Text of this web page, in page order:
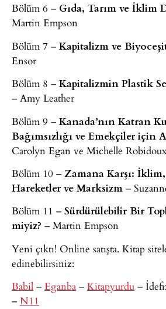
Bölüm 6 – Gıda, Tarım ve İklim
Martin Empson
Bölüm 7 – Kapitalizm ve
Ensor
Bölüm 8 – Kapitalizmin Plastik
– Amy Leather
Bölüm 9 – Kanada’nın Katran
Bağımsızlığı ve Emekçiler için
Carolyn Egan ve Michelle Robidoux
Bölüm 10 – Zamana Karşı:
Hareketler ve Marksizm –
Bölüm 11 – Sürdürülebilir Bir
miyiz? – Martin Empson
Yeni çıktı! Online satışta. Kitap
edinebilirsiniz:
Babil – Eganba – Kitapyurdu –
– N11